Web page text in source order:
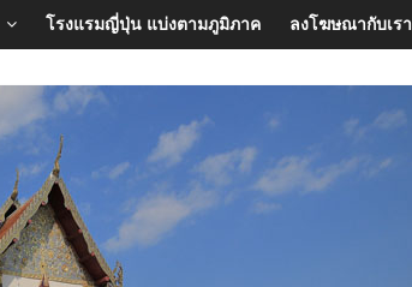
โรงแรมญี่ปุ่น แบ่งตามภูมิภาค ลงโฆษณากับเรา